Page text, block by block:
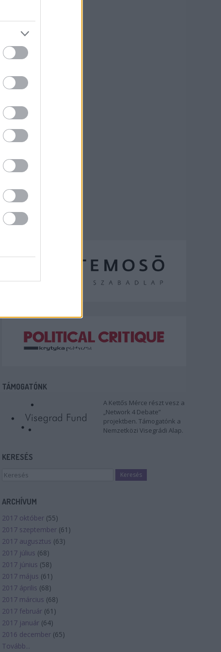
TÁMOGATÓNK
A Kettős Mérce részt vesz a
„Network 4 Debate”
projektben. Támogatónk a
Nemzetközi Visegrádi Alap.
KERESÉS
ARCHÍVUM
2017 október (55)
2017 szeptember (61 )
2017 augusztus (63)
2017 július (68)
2017 június (58)
2017 május (61 )
2017 április (68)
2017 március (68)
2017 február (61 )
2017 január (64)
2016 december (65)
Tovább...